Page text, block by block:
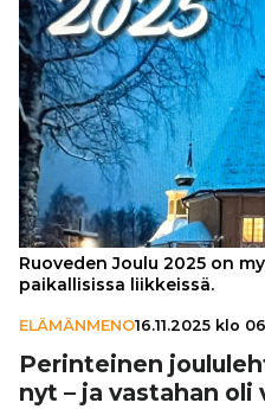
Ruoveden Joulu 2025 on
paikallisissa liikkeissä.
ELÄMÄNMENO16.11.2025 klo
Perin­tei­nen
nyt – ja vastahan oli